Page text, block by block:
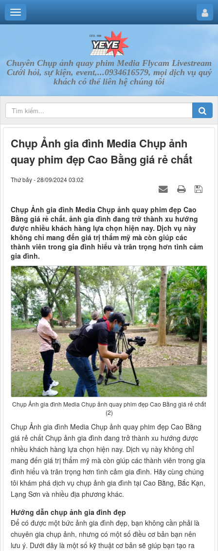
Chuyên Chụp ảnh quay phim Media Flycam Livestream
Cưới hỏi, sự kiện, event,...0934616579, mọi dịch vụ quý
khách có thể liên hệ chúng tôi
Chụp Ảnh gia đình Media Chụp ảnh
quay phim đẹp Cao Bằng giá rẻ chất
Thứ bảy - 28/09/2024 03:02
Chụp Ảnh gia đình Media Chụp ảnh quay phim đẹp Cao
Bằng giá rẻ chất. ảnh gia đình đang trở thành xu hướng
được nhiều khách hàng lựa chọn hiện nay. Dịch vụ này
không chỉ mang đến giá trị thẩm mỹ mà còn giúp các
thành viên trong gia đình hiểu và trân trọng hơn tình cảm
gia đình.
Chụp Ảnh gia đình Media Chụp ảnh quay phim đẹp Cao Bằng giá rẻ chất
(2)
Chụp Ảnh gia đình Media Chụp ảnh quay phim đẹp Cao Bằng
giá rẻ chất Chụp ảnh gia đình đang trở thành xu hướng được
nhiều khách hàng lựa chọn hiện nay. Dịch vụ này không chỉ
mang đến giá trị thẩm mỹ mà còn giúp các thành viên trong gia
đình hiểu và trân trọng hơn tình cảm gia đình. Hãy cùng chúng
tôi khám phá dịch vụ chụp ảnh gia đình tại Cao Bằng, Bắc Kạn,
Lạng Sơn và nhiều địa phương khác.
Hướng dẫn chụp ảnh gia đình đẹp
Để có được một bức ảnh gia đình đẹp, bạn không cần phải là
chuyên gia chụp ảnh, nhưng có một số điều cơ bản bạn nên
lưu ý. Dưới đây là một số kỹ thuật cơ bản sẽ giúp bạn tạo ra